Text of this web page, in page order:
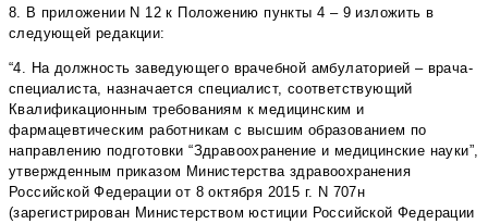
8. В приложении N 12 к Положению пункты 4 – 9 изложить в
следующей редакции:
“4. На должность заведующего врачебной амбулаторией – врача-
специалиста, назначается специалист, соответствующий
Квалификационным требованиям к медицинским и
фармацевтическим работникам с высшим образованием по
направлению подготовки “Здравоохранение и медицинские науки”,
утвержденным приказом Министерства здравоохранения
Российской Федерации от 8 октября 2015 г. N 707н
(зарегистрирован Министерством юстиции Российской Федерации